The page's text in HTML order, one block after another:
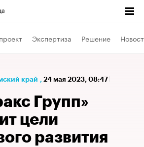
Экспертиза Решение
край , 24 мая 2023, 08:47
Групп»
цели
развития